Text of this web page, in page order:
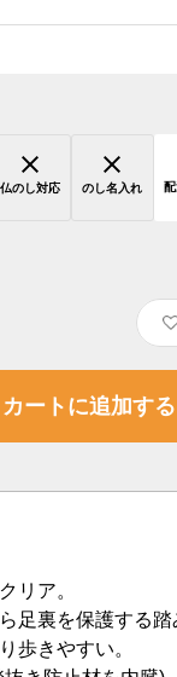
仏のし対応 のし名入れ
リア。
足裏を保護する
歩きやすい。